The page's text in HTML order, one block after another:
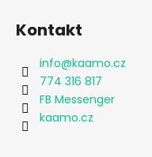
Kontakt
info@kaamo.cz
774 316 817
FB Messenger
kaamo.cz